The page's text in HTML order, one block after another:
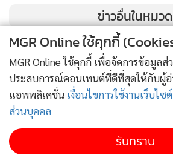
อินเตอร์เนชั่นแนล ประเทศไทยมีหลักกา
ไม่เป็นอินเตอร์ เราก็ต้องทำลายกำแพงต
ประเทศไทยเรามีความพร้อมที่จะเปิดประ
ที่ ถือว่าเป็นภารกิจใหญ่ของประเทศไทย
อย่างยิ่ง
“ภารกิจนี้เป็นภารกิจใหญ่แล้วไม่ใช่เรื่องอะ
ทำคนเดียวไม่ได้เอกชนต้องร่วมด้วยช่วยกั
ความหวังว่าถ้าเราไปด้วยกันเราจะทำได้เ
ลงทุนได้ ในบริบทใหม่ของกระทรวงการต่
ข่าวอื่นในหมวด
MGR Online ใช้คุกกี้
MGR Online ใช้คุกกี้ เพื่อจัดการข้อมูล
ประสบการณ์คอนเทนต์ที่ดีที่สุดให้กับผู้
แอพพลิเคชั่น เงื่อนไขการใช้งานเว็บไซต์
ส่วนบุคคล
รับทราบ